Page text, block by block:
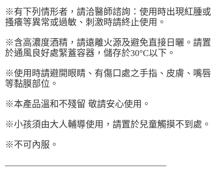
恩沛科技股份有限公司將有權停止該用戶之使用額度並採取法律行動。
※有下列情形者，請洽醫師諮詢：使用時出現紅腫或
搔癢等異常或過敏、刺激時請終止使用。
※含高濃度酒精，請遠離火源及避免直接日曬。請置
於通風良好處緊蓋容器，儲存於30°C以下。
※使用時請避開眼睛、有傷口處之手指、皮膚、嘴唇
等黏膜部位。
※本產品溫和不殘留 敬請安心使用。
※小孩須由大人輔導使用，請置於兒童觸摸不到處。
※不可內服。
——————————————————